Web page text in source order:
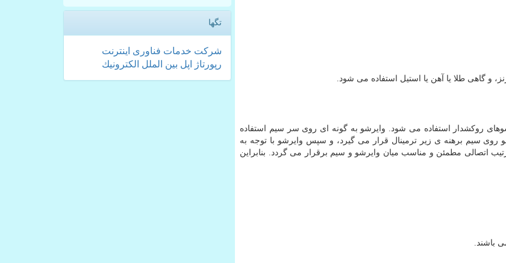
و گاهی طلا یا آهن یا استیل استفاده می شود.
روکشدار استفاده می شود. وایرشو به گونه ای روی سر سیم استفاده
سیم برهنه ی زیر ترمینال قرار می گیرد، و سپس وایرشو با توجه به
اتصالی مطمئن و مناسب میان وایرشو و سیم برقرار می گردد. بنابراین
باشند.
تگها
شركت خدمات فناوری اینترنت
رپورتاژ
اپل بین الملل الكترونیك